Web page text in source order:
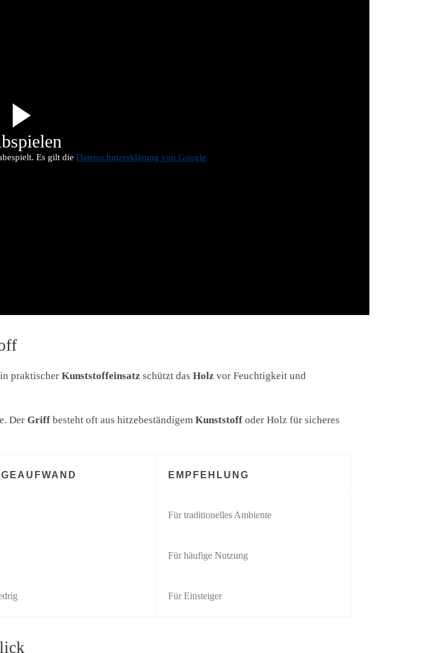
Es gilt die Datenschutzerklärung von Google
praktischer Kunststoffeinsatz schützt das Holz vor Feuchtigkeit und
Der Griff besteht oft aus hitzebeständigem Kunststoff oder Holz für sicheres
EMPFEHLUNG
Für traditionelles Ambiente
Für häufige Nutzung
Für Einsteiger